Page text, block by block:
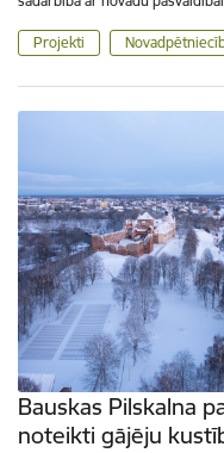
Projekti
Bauskas Pilskalna
noteikti gājēju